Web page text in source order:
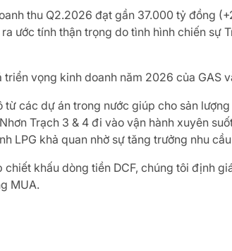
thu Q2.2026 đạt gần 37.000 tỷ đồng
ước tính thận trọng do tình hình chiến
triển vọng kinh doanh năm 2026 của GAS
từ các dự án trong nước giúp cho sản
Trạch 3 & 4 đi vào vận hành xuyên
LPG khả quan nhờ sự tăng trưởng nhu
chiết khấu dòng tiền DCF, chúng tôi định
MUA.